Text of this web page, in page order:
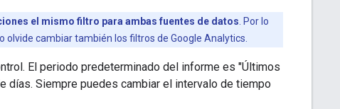
el mismo filtro para ambas fuentes de datos. Por lo
olvide cambiar también los filtros de Google Analytics.
El periodo predeterminado del informe es "Últimos
días. Siempre puedes cambiar el intervalo de tiempo